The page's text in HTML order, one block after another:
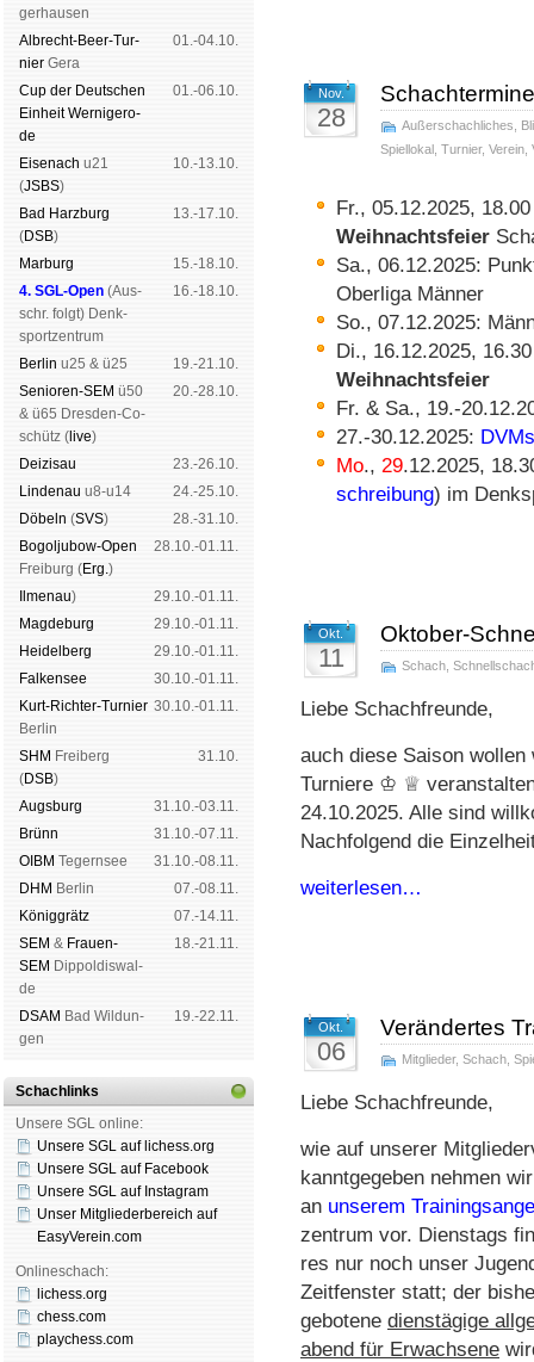
ger­hau­sen
Albrecht-Beer-Tur­
nier Ge­ra
01.-04.10.
Cup der Deut­schen
Ein­heit Wer­ni­ge­ro­
de
01.-06.10.
Eise­nach u21
(JSBS)
10.-13.10.
Bad Harz­burg
(DSB)
13.-17.10.
Mar­burg
15.-18.10.
4. SGL-Open (Aus­
schr. folgt) Denk­
sport­zen­trum
16.-18.10.
Ber­lin u25 & ü25
19.-21.10.
Senioren-SEM ü50
& ü65 Dres­den-Co­
schütz ( live)
20.-28.10.
Dei­zi­sau
23.-26.10.
Lin­de­nau u8-u14
24.-25.10.
Dö­beln (SVS)
28.-31.10.
Bogoljubow-Open
Frei­burg (Erg.)
28.10.-01.11.
Il­me­nau)
29.10.-01.11.
Mag­de­burg
29.10.-01.11.
Hei­del­berg
29.10.-01.11.
Fal­ken­see
30.10.-01.11.
Kurt-Rich­ter-Tur­nier
Ber­lin
30.10.-01.11.
SHM Frei­berg
(DSB)
31.10.
Augs­burg
31.10.-03.11.
Brünn
31.10.-07.11.
OIBM Tegern­see
31.10.-08.11.
DHM Ber­lin
07.-08.11.
König­grätz
07.-14.11.
SEM & Frauen-
SEM Dip­pol­dis­wal­
de
18.-21.11.
DSAM Bad Wil­dun­
gen
19.-22.11.
Schachlinks
Unsere SGL online:
Unsere SGL auf li­chess.org
Unsere SGL auf Face­book
Unsere SGL auf Insta­gram
Unser Mitgliederbereich auf
EasyVerein.com
Onlineschach:
lichess.org
chess.com
playchess.com
Nov.
28 Außerschachliches
Spiellokal Turnier, Verein
Fr., 05.12.2025,
Weih­nachts­feier
Sa., 06.12.2025:
Oberliga Männer
So., 07.12.2025:
Di., 16.12.2025,
Weih­nachts­feier
Fr. & Sa., 19.-
27.-30.12.2025: DVMs
Mo., 29.12.2025,
schrei­bung) im
Okt.
11
Oktober-
Schach
Liebe Schachfreunde,
auch diese Saison
Turniere ♔ ♕
24.10.2025. Alle sind
Nachfolgend die
weiterlesen…
Okt.
06
Verändertes
Mitglieder, Schach
Liebe Schachfreunde,
wie auf un­se­rer
kannt­ge­ge­ben neh­men
an un­se­rem
zen­trum vor. Diens­tags
res nur noch un­ser
Zeit­fens­ter statt; der
ge­bo­te­ne diens­tä­gi­ge
abend für Er­wach­se­ne